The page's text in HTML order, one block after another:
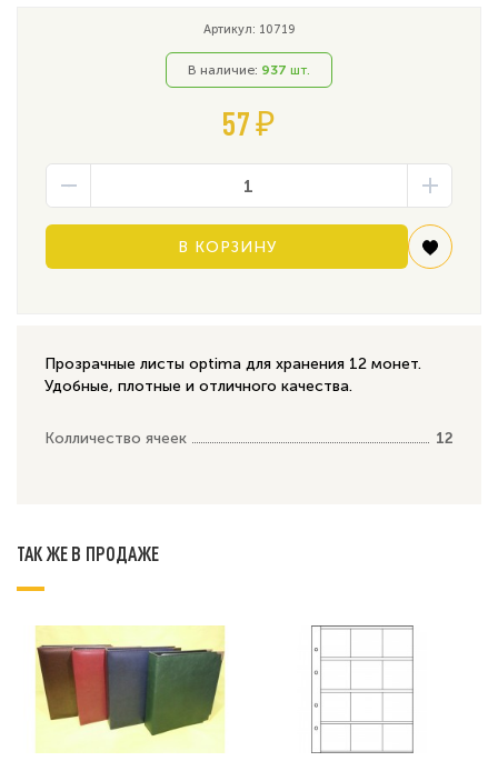
Артикул: 10719
В наличие: 937 шт.
57 ₽
В КОРЗИНУ
Прозрачные листы optima для хранения 12 монет.
Удобные, плотные и отличного качества.
Колличество ячеек 12
ТАК ЖЕ В ПРОДАЖЕ